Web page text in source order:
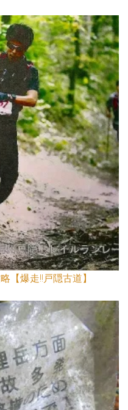
【爆走!!戸隠古道】